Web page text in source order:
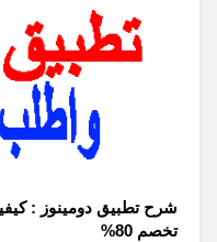
شرح تطبيق دومينوز :
تخصم 80%